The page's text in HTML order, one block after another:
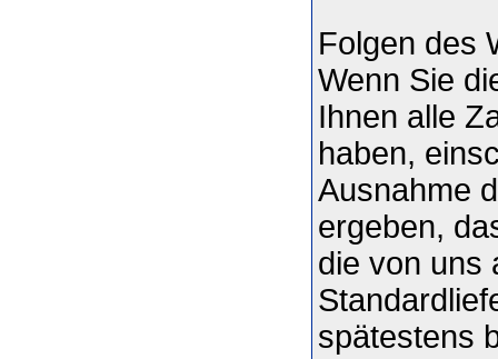
Folgen des
Wenn Sie
Ihnen alle
haben,
Ausnahme
ergeben,
die von uns
spätestens